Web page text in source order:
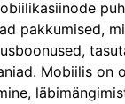
pakkumised,
Mobiilis on